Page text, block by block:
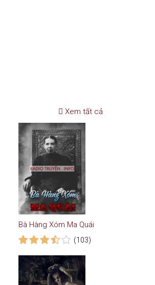
Xem tất cả
Bà Hàng Xóm Ma Quái
(103)